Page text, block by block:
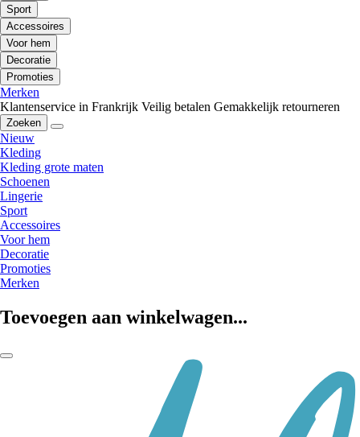
Sport
Accessoires
Voor hem
Decoratie
Promoties
Merken
Klantenservice in Frankrijk Veilig betalen Gemakkelijk retourneren
Zoeken
Nieuw
Kleding
Kleding grote maten
Schoenen
Lingerie
Sport
Accessoires
Voor hem
Decoratie
Promoties
Merken
Toevoegen aan winkelwagen...